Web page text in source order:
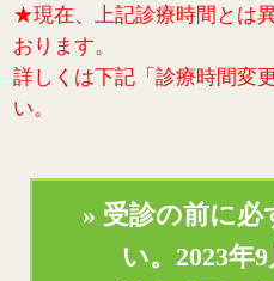
★現在、上記診療時間とは
おります。
詳しくは下記「診療時間変
い。
» 受診の前に必
い。 2023年